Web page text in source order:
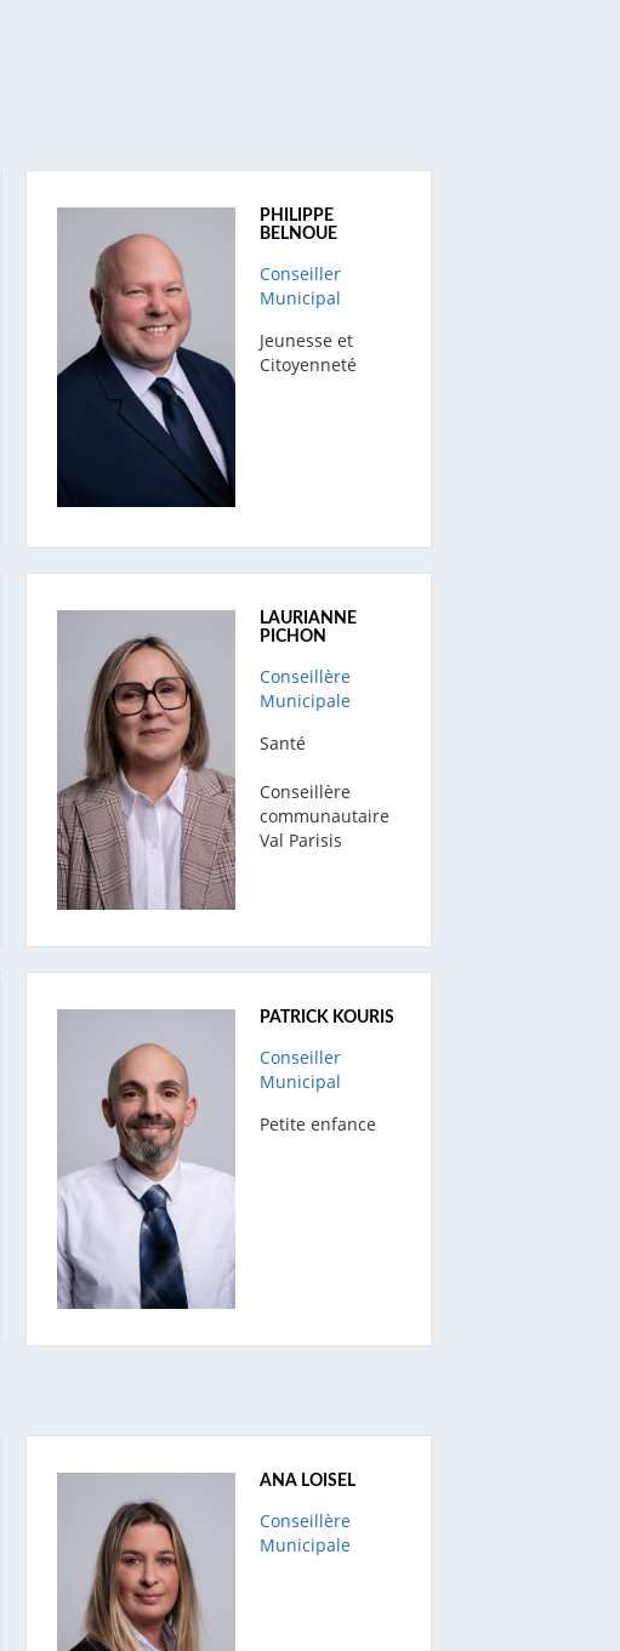
PHILIPPE
BELNOUE
Conseiller
Municipal
Jeunesse et
Citoyenneté
LAURIANNE
PICHON
Conseillère
Municipale
Santé
Conseillère
communautaire
Val Parisis
PATRICK KOURIS
Conseiller
Municipal
Petite enfance
ANA LOISEL
Conseillère
Municipale